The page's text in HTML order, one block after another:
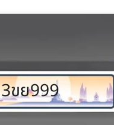
3ขย999